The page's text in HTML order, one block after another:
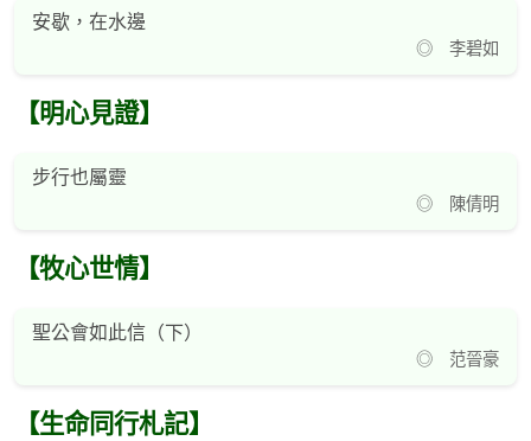
安歇，在水邊
◎ 李碧如
【明心見證】
步行也屬靈
◎ 陳倩明
【牧心世情】
聖公會如此信（下）
◎ 范晉豪
【生命同行札記】